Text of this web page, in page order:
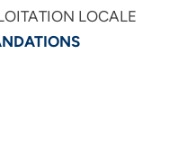
LOCALE